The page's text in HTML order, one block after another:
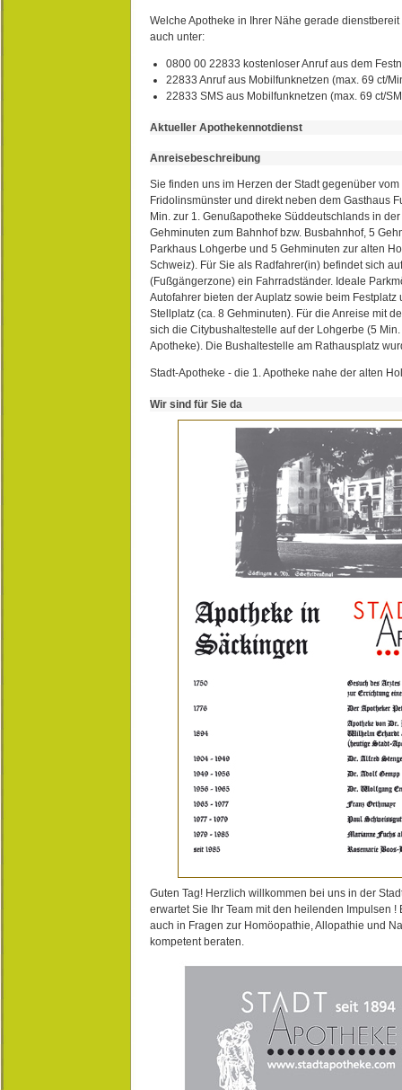
Welche Apotheke in Ihrer Nähe gerade
auch unter:
0800 00 22833 kostenloser Anruf aus dem
22833 Anruf aus Mobilfunknetzen (max. 69 ct/
22833 SMS aus Mobilfunknetzen (max. 69 ct/
Aktueller Apothekennotdienst
Anreisebeschreibung
Sie finden uns im Herzen der Stadt gegenüber
Fridolinsmünster und direkt neben dem Gasthaus
Min. zur 1. Genußapotheke Süddeutschlands in
Gehminuten zum Bahnhof bzw. Busbahnhof, 5
Parkhaus Lohgerbe und 5 Gehminuten zur alten
Schweiz). Für Sie als Radfahrer(in) befindet sich
(Fußgängerzone) ein Fahrradständer. Ideale
Autofahrer bieten der Auplatz sowie beim Festplatz
Stellplatz (ca. 8 Gehminuten). Für die Anreise mit
sich die Citybushaltestelle auf der Lohgerbe (5
Apotheke). Die Bushaltestelle am Rathausplatz
Stadt-Apotheke - die 1. Apotheke nahe der alten
Wir sind für Sie da
Guten Tag! Herzlich willkommen bei uns in der
erwartet Sie Ihr Team mit den heilenden Impulsen !
auch in Fragen zur Homöopathie, Allopathie und
kompetent beraten.